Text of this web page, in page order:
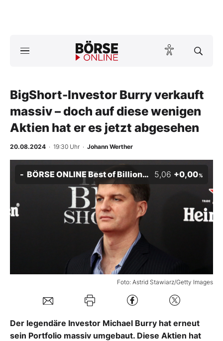
Anlageprodukte
Finanz-Check
Abo & Shop
BO-Musterdepots
Kontakt
BigShort-Investor Burry verkauft
massiv – doch auf diese wenigen
Aktien hat er es jetzt abgesehen
20.08.2024 · 19:30 Uhr · Johann Werther
Foto: Astrid Stawiarz/Getty Images
BÖRSE ONLINE Best of Billionaires Inde Cer (MSCI) 5,06 +0,00%
Der legendäre Investor Michael Burry hat erneut
sein Portfolio massiv umgebaut. Diese Aktien hat